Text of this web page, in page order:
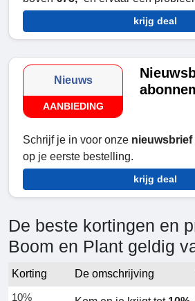
krijg deal
Nieuws
AANBIEDING
Schrijf je in voor onze nieuwsbrief
op je eerste bestelling.
krijg deal
De beste kortingen en
Boom en Plant geldig
Korting De omschrijving
10%